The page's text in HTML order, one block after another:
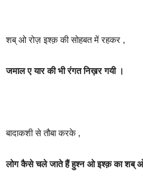
शब् ओ रोज़ इश्क़ की सोहबत में रहकर ,
जमाल ए यार की भी रंगत निख़र गयी ।
बादाकशी से तौबा करके ,
लोग कैसे चले जाते हैं हुश्न ओ इश्क़ का शब्